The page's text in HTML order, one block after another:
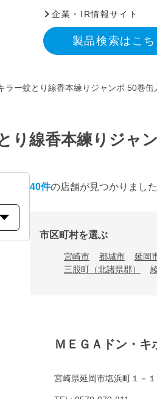
企業・IR情報サイト
製品検索はこち
ラー蚊とり線香本練りジャンボ 50巻缶
り線香本練りジャ
40件の店舗が見つかりました
市区町村を選ぶ
宮崎市 都城市 延岡
三股町（北諸県郡）
ＭＥＧＡドン・キ
宮崎県延岡市塩浜町１－１